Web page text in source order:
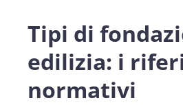
Tipi di
edilizia: i
normativi